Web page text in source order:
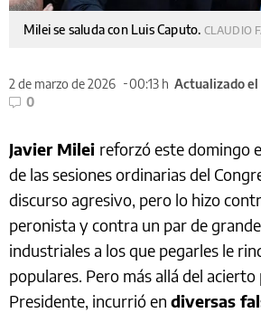
Milei se saluda con Luis Caputo. CLAUDIO
2 de marzo de 2026 00:13 h Actualizado el
0
Javier Milei reforzó este domingo
de las sesiones ordinarias del
discurso agresivo, pero lo hizo
peronista y contra un par de
industriales a los que pegarles le
populares. Pero más allá del
Presidente, incurrió en diversas